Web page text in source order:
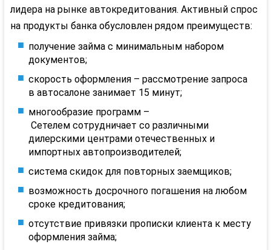
лидера на рынке автокредитования. Активный спрос
на продукты банка обусловлен рядом преимуществ:
получение займа с минимальным набором
документов;
скорость оформления – рассмотрение запроса
в автосалоне занимает 15 минут;
многообразие программ –
Сетелемсотрудничает со различными
дилерскими центрами отечественных и
импортных автопроизводителей;
система скидок для повторных заемщиков;
возможность досрочного погашения на любом
сроке кредитования;
отсутствие привязки прописки клиента к месту
оформления займа;